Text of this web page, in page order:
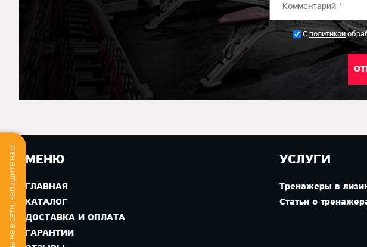
* Сполитикой
МЕНЮ
ГЛАВНАЯ
КАТАЛОГ
ДОСТАВКА И ОПЛАТА
ГАРАНТИИ
УСЛУГИ
Тренажеры в
Статьи о
Мы не в сети, напишите нам!